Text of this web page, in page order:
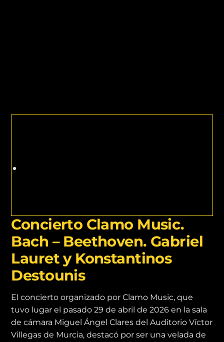
Concierto Clamo Music.
Bach – Beethoven. Gabriel
Lauret y Konstantinos
Destounis
El concierto organizado por Clamo Music, que
tuvo lugar el pasado 29 de abril de 2026 en la sala
de cámara Miguel Ángel Clares del Auditorio Víctor
Villegas de Murcia, destacó por ser una velada de